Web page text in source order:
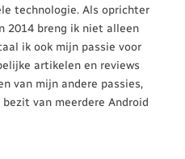
technologie. Als oprichter
2014 breng ik niet alleen
ik ook mijn passie voor
artikelen en reviews
van mijn andere passies,
van meerdere Android